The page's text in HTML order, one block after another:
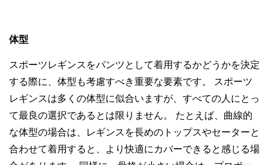
体型
スポーツレギンスをパンツとして着用するかどうかを決定
する際に、体型も考慮すべき重要な要素です。 スポーツ
レギンスは多くの体型に似合いますが、すべての人にとっ
て最良の選択であるとは限りません。 たとえば、曲線的
な体型の場合は、レギンスを長めのトップスやセーターと
合わせて着用すると、より快適にカバーできると感じる場